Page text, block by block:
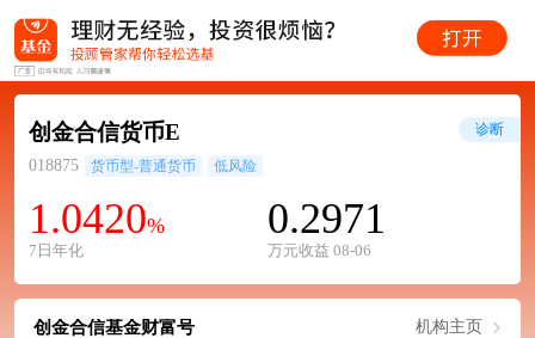
创金合信货币E
018875 货币型-普通货币 低风险
1.0420%
7日年化
0.2971
万元收益 08-06
诊断
创金合信基金财富号 机构主页